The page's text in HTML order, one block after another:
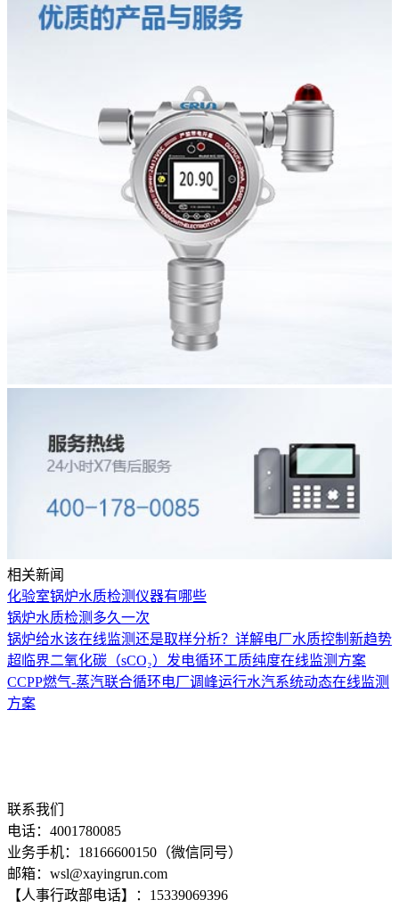
相关新闻
化验室锅炉水质检测仪器有哪些
锅炉水质检测多久一次
锅炉给水该在线监测还是取样分析？详解电厂水质控制新趋势
超临界二氧化碳（sCO₂）发电循环工质纯度在线监测方案
CCPP燃气-蒸汽联合循环电厂调峰运行水汽系统动态在线监测
方案
联系我们
电话：4001780085
业务手机：18166600150（微信同号）
邮箱：wsl@xayingrun.com
【人事行政部电话】：15339069396